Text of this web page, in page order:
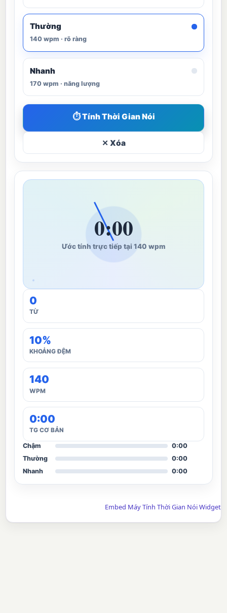
Thường
140 wpm · rõ ràng
Nhanh
170 wpm · năng lượng
⏱ Tính Thời Gian Nói
✕ Xóa
0:00
Ước tính trực tiếp tại 140 wpm
0
TỪ
10%
KHOẢNG ĐỆM
140
WPM
0:00
TG CƠ BẢN
Chậm
0:00
Thường
0:00
Nhanh
0:00
Embed Máy Tính Thời Gian Nói Widget